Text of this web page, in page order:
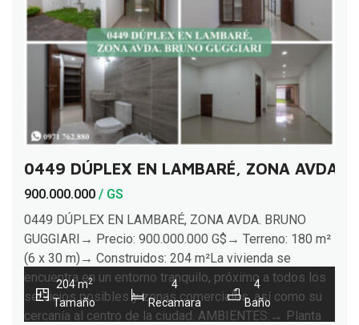
0449 DÚPLEX EN LAMBARÉ, ZONA AVDA.
900.000.000 / GS
0449 DÚPLEX EN LAMBARÉ, ZONA AVDA. BRUNO
GUGGIARI→ Precio: 900.000.000 G$→ Terreno: 180 m²
(6 x 30 m)→ Construidos: 204 m²La vivienda se
encuentra en un entorno tranquilo, próximo a todos los
servicios posibles y zonas comerciales, así como su
cercanía al centro de la ciudad. AMBIENTES:→ Planta
204 m2
Tamaño
4
Recamara
4
Baño